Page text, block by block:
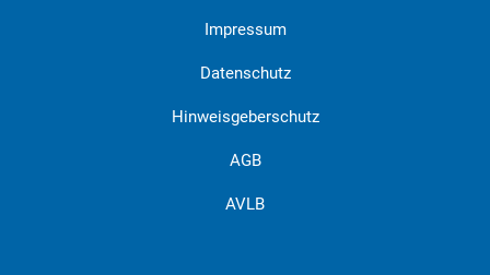
Impressum
Datenschutz
Hinweisgeberschutz
AGB
AVLB